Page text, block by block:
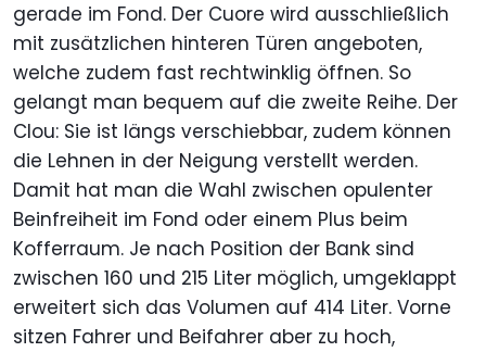
gerade im Fond. Der Cuore wird ausschließlich
mit zusätzlichen hinteren Türen angeboten,
welche zudem fast rechtwinklig öffnen. So
gelangt man bequem auf die zweite Reihe. Der
Clou: Sie ist längs verschiebbar, zudem können
die Lehnen in der Neigung verstellt werden.
Damit hat man die Wahl zwischen opulenter
Beinfreiheit im Fond oder einem Plus beim
Kofferraum. Je nach Position der Bank sind
zwischen 160 und 215 Liter möglich, umgeklappt
erweitert sich das Volumen auf 414 Liter. Vorne
sitzen Fahrer und Beifahrer aber zu hoch,